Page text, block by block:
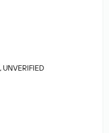
UNVERIFIED